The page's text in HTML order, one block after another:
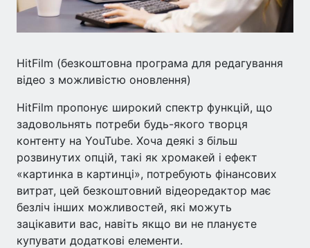
HitFilm (безкоштовна програма для редагування
відео з можливістю оновлення)
HitFilm пропонує широкий спектр функцій, що
задовольнять потреби будь-якого творця
контенту на YouTube. Хоча деякі з більш
розвинутих опцій, такі як хромакей і ефект
«картинка в картинці», потребують фінансових
витрат, цей безкоштовний відеоредактор має
безліч інших можливостей, які можуть
зацікавити вас, навіть якщо ви не плануєте
купувати додаткові елементи.